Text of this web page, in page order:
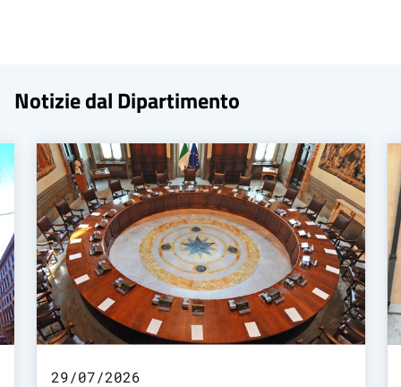
Notizie dal Dipartimento
29/07/2026